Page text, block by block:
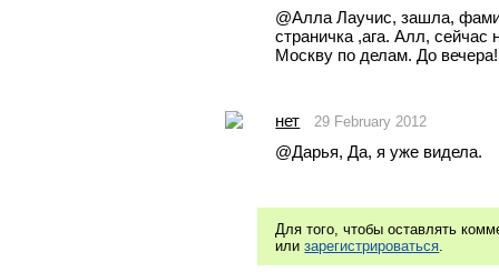
@Aлла Лаучис, зашла,
страничка ,ага. Алл, сейчас
Москву по делам. До вечера!
нет 29 February 2012
@Дарья, Да, я уже видела.
Для того, чтобы оставлять
илизарегистрироваться.